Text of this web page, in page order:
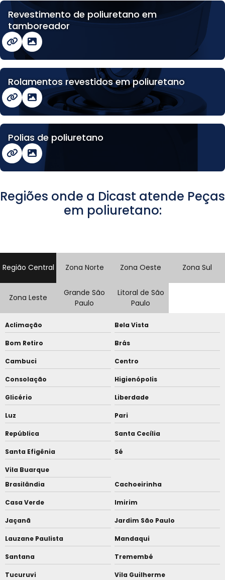
Revestimento de poliuretano em
tamboreador
Rolamentos revestidos em poliuretano
Polias de poliuretano
Regiões onde a Dicast atende Peças
em poliuretano:
Região Central Zona Norte Zona Oeste Zona Sul
Zona Leste
Grande São
Paulo
Litoral de São
Paulo
Aclimação Bela Vista
Bom Retiro Brás
Cambuci Centro
Consolação Higienópolis
Glicério Liberdade
Luz Pari
República Santa Cecília
Santa Efigênia Sé
Vila Buarque
Brasilândia
Cachoeirinha
Casa Verde Imirim
Jaçanã Jardim São Paulo
Lauzane Paulista Mandaqui
Santana Tremembé
Tucuruvi Vila Guilherme